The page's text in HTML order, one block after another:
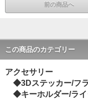
前の商品へ
この商品のカテゴリー
アクセサリー
◆3Dステッカー/フ
◆キーホルダー/ライ